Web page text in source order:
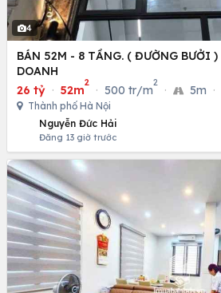
4
BÁN 52M - 8 TẦNG. ( ĐƯỜNG BƯỞI
DOANH
26 tỷ · 52m
2
· 500 tr/m
2
· 5m ·
Thành phố Hà Nội
Nguyễn Đức Hải
Đăng 13 giờ trước